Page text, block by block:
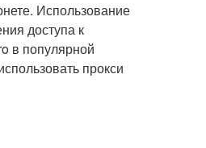
Использование
доступа к
в популярной
прокси